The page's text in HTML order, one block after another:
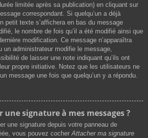
limitée après sa publication) en cliquant sur
correspondant. Si quelqu’un a déjà
petit texte s’affichera en bas du message
le nombre de fois qu’il a été modifié ainsi que
modification. Ce message n’apparaîtra
un administrateur modifie le message,
de laisser une note indiquant qu’ils ont
propre initiative. Notez que les utilisateurs ne
message une fois que quelqu’un y a répondu.
signature à mes messages ?
une signature depuis votre panneau de
vous pouvez cocherAttacher ma signature